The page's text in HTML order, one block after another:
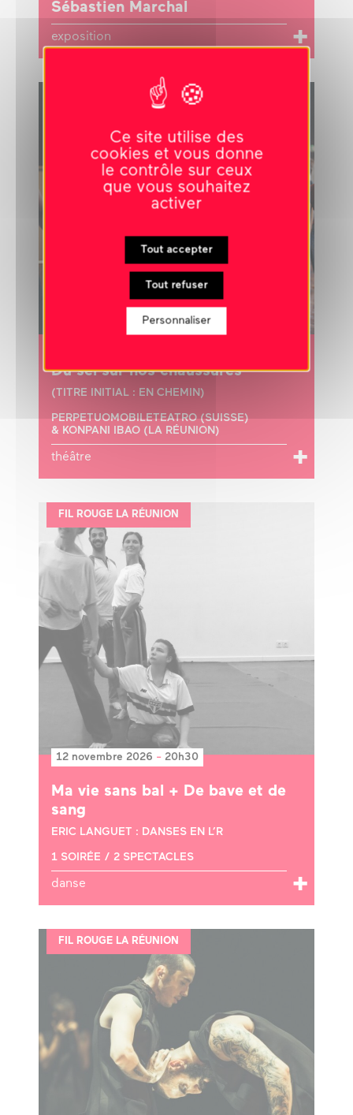
Sébastien Marchal
exposition
FIL ROUGE LA RÉUNION
10 novembre 2026-20h30
Du sel sur nos chaussures
(TITRE INITIAL : EN CHEMIN)
PERPETUOMOBILETEATRO (SUISSE)
& KONPANI IBAO (LA RÉUNION)
théâtre
FIL ROUGE LA RÉUNION
12 novembre 2026 - 20h30
Ma vie sans bal + De bave et de
sang
ERIC LANGUET : DANSES EN L’R
1 SOIRÉE / 2 SPECTACLES
danse
FIL ROUGE LA RÉUNION
Ce site utilise des
cookies et vous donne
le contrôle sur ceux
que vous souhaitez
activer
Tout accepter
Tout refuser
Personnaliser